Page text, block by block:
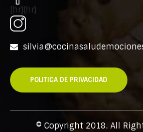
[hr][hr]
POLITICA DE PRIVACIDAD
© Copyright 2018. All